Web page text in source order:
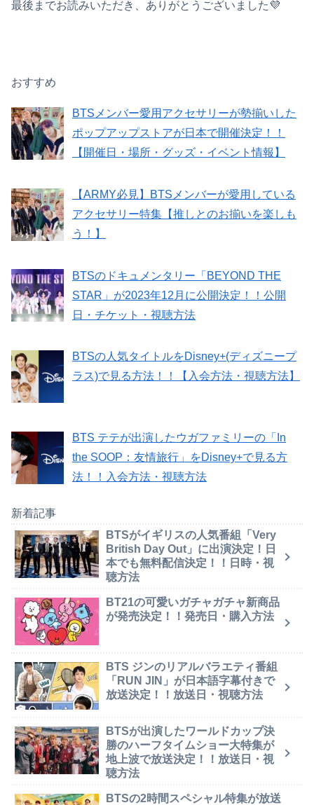
最後までお読みいただき、ありがとうございました💜
おすすめ
BTSメンバー愛用アクセサリーが勢揃いした
ポップアップストアが日本で開催決定！！
【開催日・場所・グッズ・イベント情報】
【ARMY必見】BTSメンバーが愛用している
アクセサリー特集【推しとのお揃いを楽しも
う！】
BTSのドキュメンタリー「BEYOND THE
STAR」が2023年12月に公開決定！！公開
日・チケット・視聴方法
BTSの人気タイトルをDisney+(ディズニープ
ラス)で見る方法！！【入会方法・視聴方法】
BTS テテが出演したウガファミリーの「In
the SOOP：友情旅行」をDisney+で見る方
法！！入会方法・視聴方法
新着記事
BTSがイギリスの人気番組「Very
British Day Out」に出演決定！日
本でも無料配信決定！！日時・視
聴方法
BT21の可愛いガチャガチャ新商品
が発売決定！！発売日・購入方法
BTS ジンのリアルバラエティ番組
「RUN JIN」が日本語字幕付きで
放送決定！！放送日・視聴方法
BTSが出演したワールドカップ決
勝のハーフタイムショー大特集が
地上波で放送決定！！放送日・視
聴方法
BTSの2時間スペシャル特集が放送